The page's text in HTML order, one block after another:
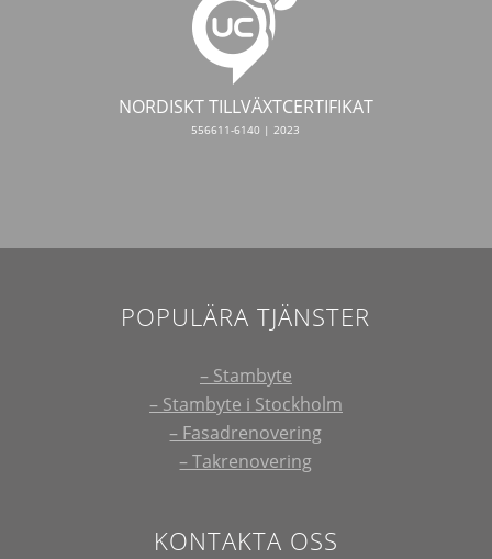
NORDISKT TILLVÄXTCERTIFIKAT
556611-6140 | 2023
POPULÄRA TJÄNSTER
– Stambyte
– Stambyte i Stockholm
– Fasadrenovering
– Takrenovering
KONTAKTA OSS